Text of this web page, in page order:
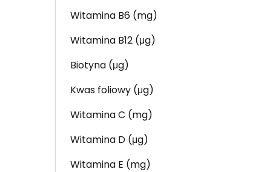
Witamina B6 (mg)
Witamina B12 (μg)
Biotyna (μg)
Kwas foliowy (μg)
Witamina C (mg)
Witamina D (μg)
Witamina E (mg)